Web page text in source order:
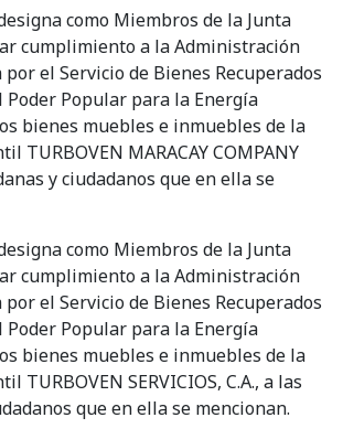
como Miembros de la Junta
cumplimiento a la Administración
el Servicio de Bienes Recuperados
Popular para la Energía
bienes muebles e inmuebles de la
TURBOVEN MARACAY COMPANY
y ciudadanos que en ella se
como Miembros de la Junta
cumplimiento a la Administración
el Servicio de Bienes Recuperados
Popular para la Energía
bienes muebles e inmuebles de la
TURBOVEN SERVICIOS, C.A., a las
que en ella se mencionan.